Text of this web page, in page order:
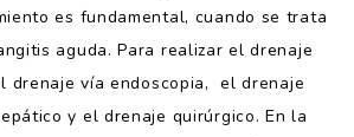
es fundamental, cuando se trata
aguda. Para realizar el drenaje
drenaje vía endoscopia, el drenaje
y el drenaje quirúrgico. En la